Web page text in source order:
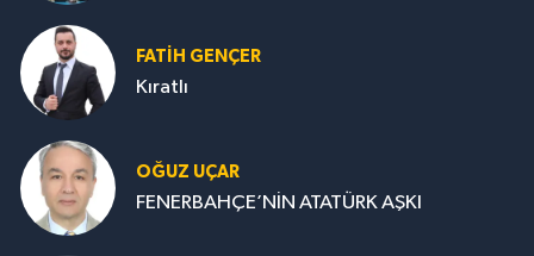
FATIH GENÇER
Kıratlı
OĞUZ UÇAR
FENERBAHÇE’NİN ATATÜRK AŞKI